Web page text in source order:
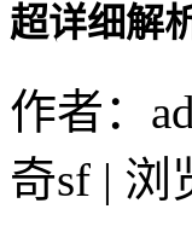
超详细解
作者：
奇sf | 浏